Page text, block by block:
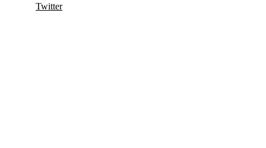
Twitter